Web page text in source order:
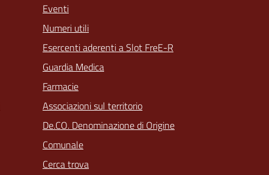
Eventi
Numeri utili
Esercenti aderenti a Slot FreE-R
Guardia Medica
Farmacie
Associazioni sul territorio
De.CO. Denominazione di Origine
Comunale
Cerca trova